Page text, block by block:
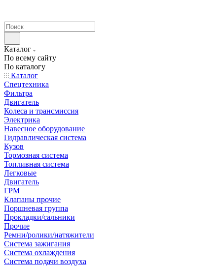
Каталог
По всему сайту
По каталогу
Каталог
Спецтехника
Фильтра
Двигатель
Колеса и трансмиссия
Электрика
Навесное оборудование
Гидравлическая система
Кузов
Тормозная система
Топливная система
Легковые
Двигатель
ГРМ
Клапаны прочие
Поршневая группа
Прокладки/сальники
Прочие
Ремни/ролики/натяжители
Система зажигания
Система охлаждения
Система подачи воздуха